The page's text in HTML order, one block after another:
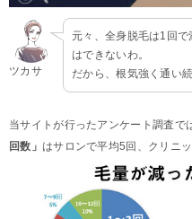
ツカサ
元々、全身脱毛は1回
はできないわ。
だから、根気強く通い
当サイトが行ったアンケート調査で
回数」 はサロンで平均5回、クリニ